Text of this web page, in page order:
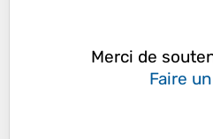
Merci de
Faire